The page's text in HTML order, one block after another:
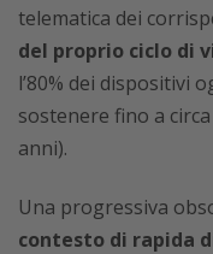
telematica dei
del proprio ciclo di
l’80% dei dispositivi
sostenere fino a
anni).
Una progressiva
contesto di rapida